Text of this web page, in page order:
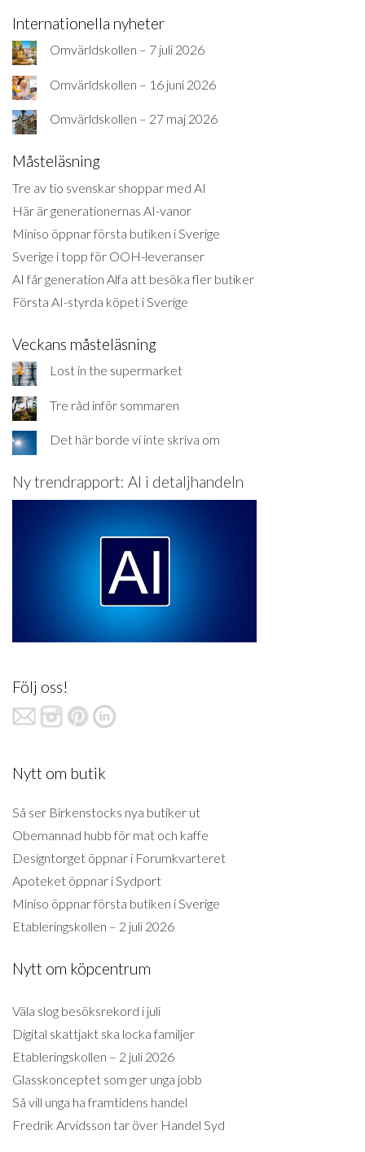
Internationella nyheter
Omvärldskollen – 7 juli 2026
Omvärldskollen – 16 juni 2026
Omvärldskollen – 27 maj 2026
Måsteläsning
Tre av tio svenskar shoppar med AI
Här är generationernas AI-vanor
Miniso öppnar första butiken i Sverige
Sverige i topp för OOH-leveranser
AI får generation Alfa att besöka fler butiker
Första AI-styrda köpet i Sverige
Veckans måsteläsning
Lost in the supermarket
Tre råd inför sommaren
Det här borde vi inte skriva om
Ny trendrapport: AI i detaljhandeln
Följ oss!
Nytt om butik
Så ser Birkenstocks nya butiker ut
Obemannad hubb för mat och kaffe
Designtorget öppnar i Forumkvarteret
Apoteket öppnar i Sydport
Miniso öppnar första butiken i Sverige
Etableringskollen – 2 juli 2026
Nytt om köpcentrum
Väla slog besöksrekord i juli
Digital skattjakt ska locka familjer
Etableringskollen – 2 juli 2026
Glasskonceptet som ger unga jobb
Så vill unga ha framtidens handel
Fredrik Arvidsson tar över Handel Syd